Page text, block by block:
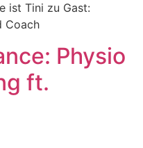
ist Tini zu Gast:
Coach
Physio
ft.